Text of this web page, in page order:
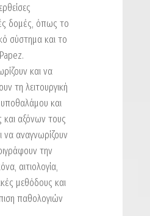
δομές, όπως το
σύστημα και το
και να
τη λειτουργική
και
αξόνων τους
να αναγνωρίζουν
την
αιτιολογία,
μεθόδους και
παθολογιών